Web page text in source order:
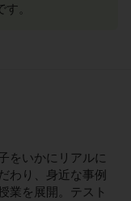
。
をいかにリアルに
わり、身近な事例
業を展開。テスト